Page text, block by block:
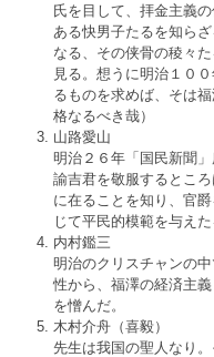
氏を目して、拝金主義
ある快男子たるを知ら
なる、その侠骨の稜々
見る。想うに明治１０
るものを求めば、そは
格なるべき哉）
山路愛山
明治２６年「国民新聞
諭吉君を敬服するとこ
に在ることを知り、官
じて平民的模範を与えた
内村鑑三
明治のクリスチャンの
性から、福澤の経済主
を憎んだ。
木村介舟（喜毅）
先生は我国の聖人なり